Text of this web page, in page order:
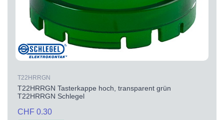
T22HRRGN
T22HRRGN Tasterkappe hoch, transparent grün
T22HRRGN Schlegel
CHF 0.30